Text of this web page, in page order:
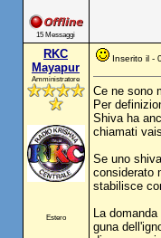
15 Messaggi
RKC
Mayapur
Amministratore
Estero
Inserito il -
Ce ne sono
Per
Shiva ha
chiamati
Se uno
considerato
stabilisce
La
guna